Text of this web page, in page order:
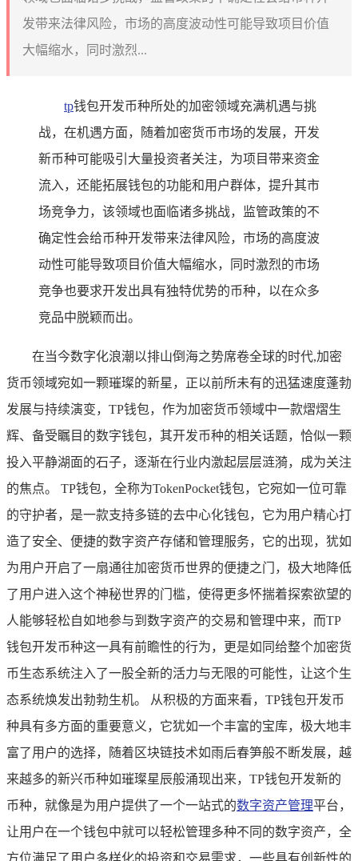
发带来法律风险，市场的高度波动性可能导致项目价值
大幅缩水，同时激烈...
tp钱包开发币种所处的加密领域充满机遇与挑
战，在机遇方面，随着加密货币市场的发展，开发
新币种可能吸引大量投资者关注，为项目带来资金
流入，还能拓展钱包的功能和用户群体，提升其市
场竞争力，该领域也面临诸多挑战，监管政策的不
确定性会给币种开发带来法律风险，市场的高度波
动性可能导致项目价值大幅缩水，同时激烈的市场
竞争也要求开发出具有独特优势的币种，以在众多
竞品中脱颖而出。
在当今数字化浪潮以排山倒海之势席卷全球的时代,加密
货币领域宛如一颗璀璨的新星，正以前所未有的迅猛速度蓬勃
发展与持续演变，TP钱包，作为加密货币领域中一款熠熠生
辉、备受瞩目的数字钱包，其开发币种的相关话题，恰似一颗
投入平静湖面的石子，逐渐在行业内激起层层涟漪，成为关注
的焦点。 TP钱包，全称为TokenPocket钱包，它宛如一位可靠
的守护者，是一款支持多链的去中心化钱包，它为用户精心打
造了安全、便捷的数字资产存储和管理服务，它的出现，犹如
为用户开启了一扇通往加密货币世界的便捷之门，极大地降低
了用户进入这个神秘世界的门槛，使得更多怀揣着探索欲望的
人能够轻松自如地参与到数字资产的交易和管理中来，而TP
钱包开发币种这一具有前瞻性的行为，更是如同给整个加密货
币生态系统注入了一股全新的活力与无限的可能性，让这个生
态系统焕发出勃勃生机。 从积极的方面来看，TP钱包开发币
种具有多方面的重要意义，它犹如一个丰富的宝库，极大地丰
富了用户的选择，随着区块链技术如雨后春笋般不断发展，越
来越多的新兴币种如璀璨星辰般涌现出来，TP钱包开发新的
币种，就像是为用户提供了一个一站式的数字资产管理平台，
让用户在一个钱包中就可以轻松管理多种不同的数字资产，全
方位满足了用户多样化的投资和交易需求，一些具有创新性的